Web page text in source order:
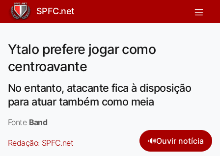
SPFC.net
Ytalo prefere jogar como
centroavante
No entanto, atacante fica à disposição
para atuar também como meia
Fonte Band
Redação: SPFC.net 🔊Ouvir notícia